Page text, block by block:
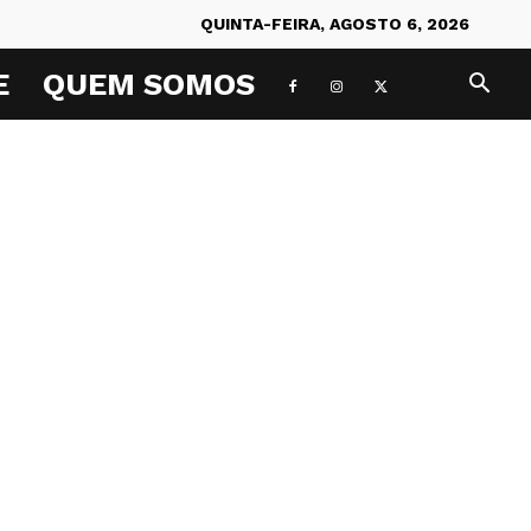
QUINTA-FEIRA, AGOSTO 6, 2026
QUEM SOMOS